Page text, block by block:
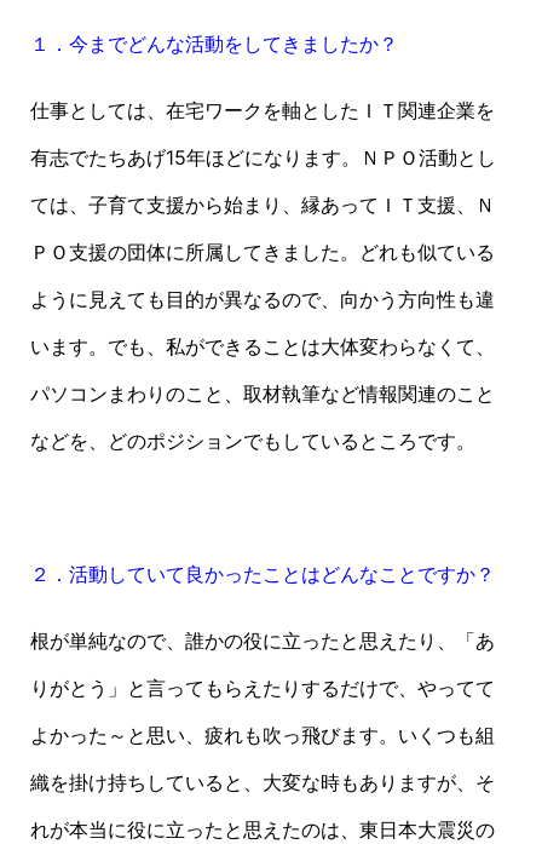
１．今までどんな活動をしてきましたか？
仕事としては、在宅ワークを軸としたＩＴ関連企業を
有志でたちあげ15年ほどになります。ＮＰＯ活動とし
ては、子育て支援から始まり、縁あってＩＴ支援、Ｎ
ＰＯ支援の団体に所属してきました。どれも似ている
ように見えても目的が異なるので、向かう方向性も違
います。でも、私ができることは大体変わらなくて、
パソコンまわりのこと、取材執筆など情報関連のこと
などを、どのポジションでもしているところです。
２．活動していて良かったことはどんなことですか？
根が単純なので、誰かの役に立ったと思えたり、「あ
りがとう」と言ってもらえたりするだけで、やってて
よかった～と思い、疲れも吹っ飛びます。いくつも組
織を掛け持ちしていると、大変な時もありますが、そ
れが本当に役に立ったと思えたのは、東日本大震災の